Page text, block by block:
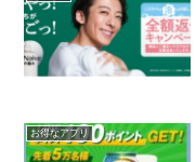
お得なアプリ